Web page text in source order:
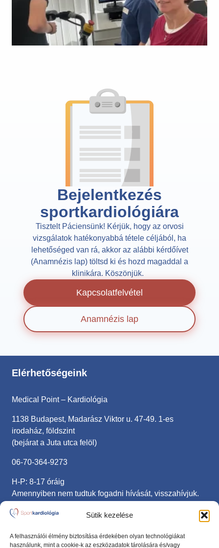
Sütik kezelése
A felhasználói élmény biztosítása érdekében olyan technológiákat
használunk, mint a cookie-k az eszközadatok tárolására és/vagy
Bejelentkezés
sportkardiológiára​
Tisztelt Páciensünk! Kérjük, hogy az orvosi
vizsgálatok hatékonyabbá tétele céljából, ha
lehetőséged van rá, akkor az alábbi kérdőívet
(Anamnézis lap) töltsd ki és hozd magaddal a
klinikára. Köszönjük.
Kapcsolatfelvétel
Anamnézis lap
Elérhetőségeink
Medical Point – Kardiológia
1138 Budapest, Madarász Viktor u. 47-49. 1-es
irodaház, földszint
(bejárat a Juta utca felöl)
06-70-364-9273
H-P: 8-17 óráig
Amennyiben nem tudtuk fogadni hívását, visszahívjuk.
sportkardiologia@gmail.com
Fontos linkek